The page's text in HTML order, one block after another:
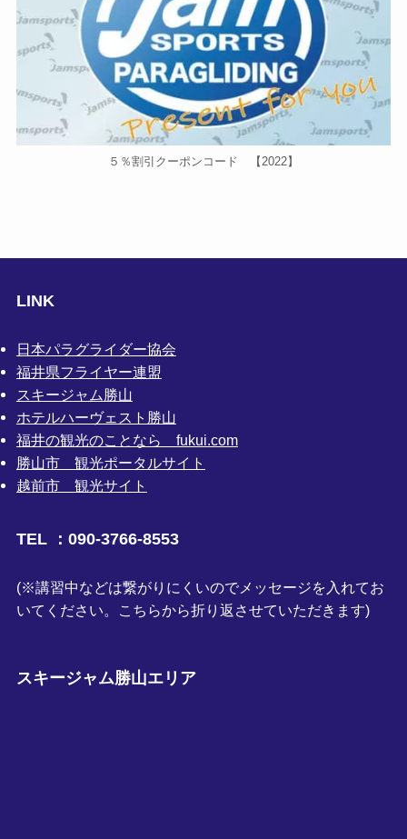
５％割引クーポンコード 【2022】
LINK
日本パラグライダー協会
福井県フライヤー連盟
スキージャム勝山
ホテルハーヴェスト勝山
福井の観光のことなら fukui.com
勝山市 観光ポータルサイト
越前市 観光サイト
TEL ：090-3766-8553
(※講習中などは繋がりにくいのでメッセージを入れてお
いてください。こちらから折り返させていただきます)
スキージャム勝山エリア